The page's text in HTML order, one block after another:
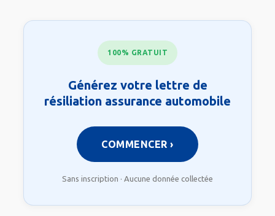
100% GRATUIT
Générez votre lettre de
résiliation assurance automobile
COMMENCER ›
Sans inscription · Aucune donnée collectée